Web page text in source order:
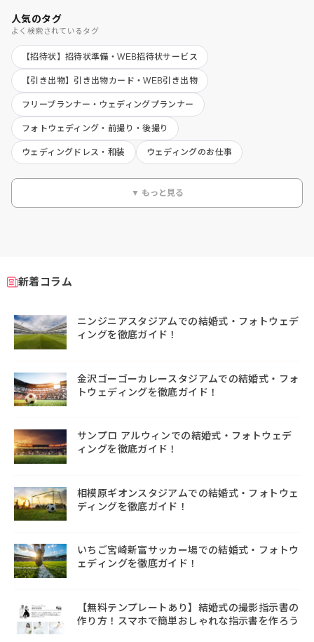
人気のタグ
よく検索されているタグ
【招待状】招待状準備・WEB招待状サービス
【引き出物】引き出物カード・WEB引き出物
フリープランナー・ウェディングプランナー
フォトウェディング・前撮り・後撮り
ウェディングドレス・和装 ウェディングのお仕事
▼ もっと見る
新着コラム
ニンジニアスタジアムでの結婚式・フォトウェデ
ィングを徹底ガイド！
金沢ゴーゴーカレースタジアムでの結婚式・フォ
トウェディングを徹底ガイド！
サンプロ アルウィンでの結婚式・フォトウェデ
ィングを徹底ガイド！
相模原ギオンスタジアムでの結婚式・フォトウェ
ディングを徹底ガイド！
いちご宮崎新富サッカー場での結婚式・フォトウ
ェディングを徹底ガイド！
【無料テンプレートあり】結婚式の撮影指示書の
作り方！スマホで簡単おしゃれな指示書を作ろう